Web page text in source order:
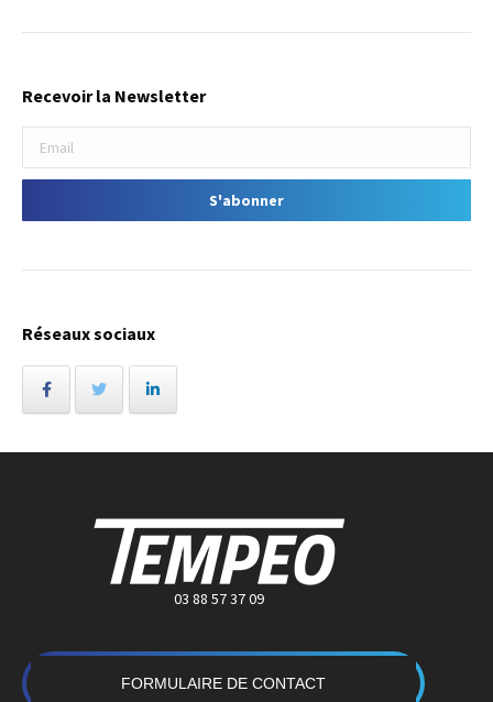
Recevoir la Newsletter
Réseaux sociaux
03 88 57 37 09
FORMULAIRE DE CONTACT